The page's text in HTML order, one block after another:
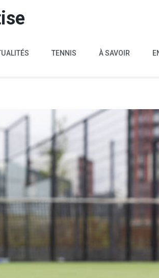
TENNIS À SAVOIR